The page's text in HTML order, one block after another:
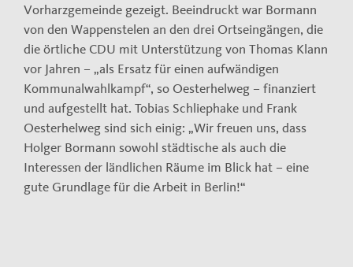
Vorharzgemeinde gezeigt. Beeindruckt war Bormann
von den Wappenstelen an den drei Ortseingängen, die
die örtliche CDU mit Unterstützung von Thomas Klann
vor Jahren – „als Ersatz für einen aufwändigen
Kommunalwahlkampf“, so Oesterhelweg – finanziert
und aufgestellt hat. Tobias Schliephake und Frank
Oesterhelweg sind sich einig: „Wir freuen uns, dass
Holger Bormann sowohl städtische als auch die
Interessen der ländlichen Räume im Blick hat – eine
gute Grundlage für die Arbeit in Berlin!“